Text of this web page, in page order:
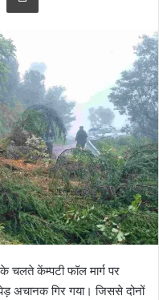
चलते केंम्पटी फॉल मार्ग पर
अचानक गिर गया। जिससे दोनों